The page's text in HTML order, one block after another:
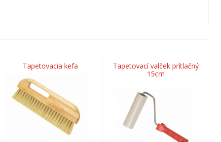
Tapetovacia kefa
Tapetovací valček prítlačný
15cm